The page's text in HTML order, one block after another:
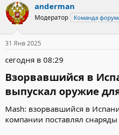
anderman
Модератор Команда
31 Янв 2025
сегодня в 08:29
Взорвавшийся в
выпускал оружие
Mash: взорвавшийся в
компании поставлял